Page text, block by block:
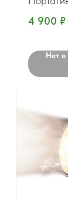
4 900 ₽
Нет в